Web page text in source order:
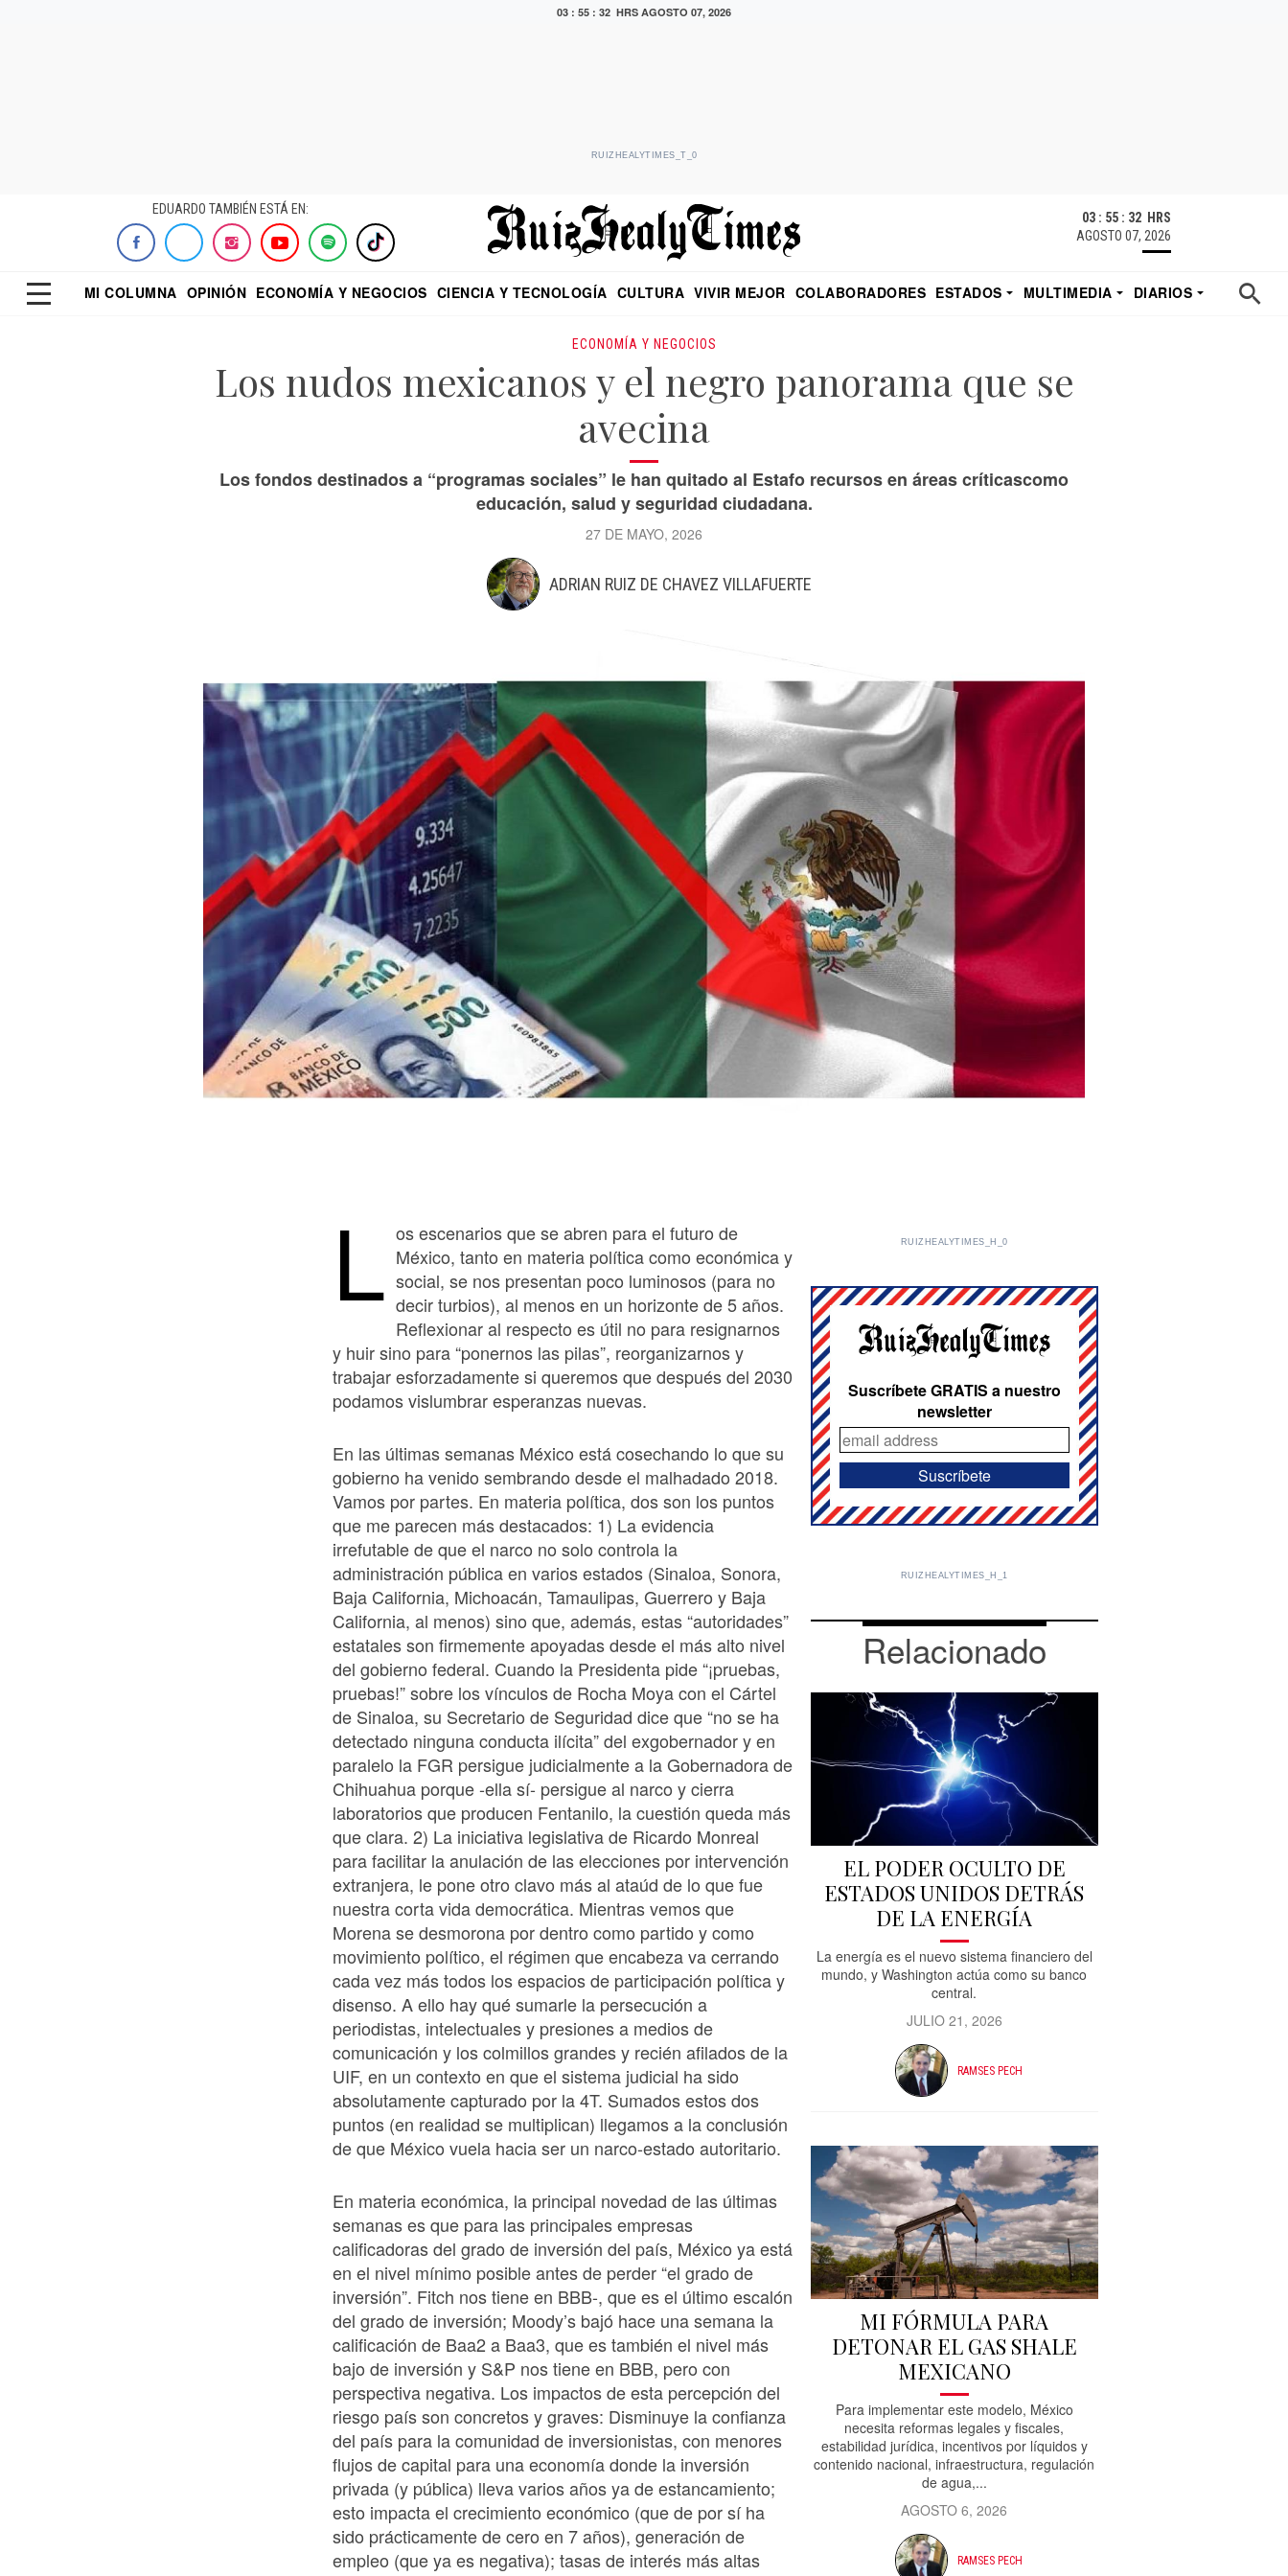
03 : 55 : 33 HRS AGOSTO 07, 2026
RUIZHEALYTIMES_T_0
EDUARDO TAMBIÉN ESTÁ EN:
03 : 55 : 33 HRS
AGOSTO 07, 2026
MI COLUMNA OPINIÓN ECONOMÍA Y NEGOCIOS CIENCIA Y TECNOLOGÍA CULTURA VIVIR MEJOR COLABORADORES ESTADOS MULTIMEDIA
DIARIOS
ECONOMÍA Y NEGOCIOS
Los nudos mexicanos y el negro panorama que se
avecina
Los fondos destinados a “programas sociales” le han quitado al Estafo recursos en áreas críticascomo
educación, salud y seguridad ciudadana.
27 DE MAYO, 2026
ADRIAN RUIZ DE CHAVEZ VILLAFUERTE
L os escenarios que se abren para el futuro de
México, tanto en materia política como económica y
social, se nos presentan poco luminosos (para no
decir turbios), al menos en un horizonte de 5 años.
Reflexionar al respecto es útil no para resignarnos
y huir sino para “ponernos las pilas”, reorganizarnos y
trabajar esforzadamente si queremos que después del 2030
podamos vislumbrar esperanzas nuevas.
En las últimas semanas México está cosechando lo que su
gobierno ha venido sembrando desde el malhadado 2018.
Vamos por partes. En materia política, dos son los puntos
que me parecen más destacados: 1) La evidencia
irrefutable de que el narco no solo controla la
administración pública en varios estados (Sinaloa, Sonora,
Baja California, Michoacán, Tamaulipas, Guerrero y Baja
California, al menos) sino que, además, estas “autoridades”
estatales son firmemente apoyadas desde el más alto nivel
del gobierno federal. Cuando la Presidenta pide “¡pruebas,
pruebas!” sobre los vínculos de Rocha Moya con el Cártel
de Sinaloa, su Secretario de Seguridad dice que “no se ha
detectado ninguna conducta ilícita” del exgobernador y en
paralelo la FGR persigue judicialmente a la Gobernadora de
Chihuahua porque -ella sí- persigue al narco y cierra
laboratorios que producen Fentanilo, la cuestión queda más
que clara. 2) La iniciativa legislativa de Ricardo Monreal
para facilitar la anulación de las elecciones por intervención
extranjera, le pone otro clavo más al ataúd de lo que fue
nuestra corta vida democrática. Mientras vemos que
Morena se desmorona por dentro como partido y como
movimiento político, el régimen que encabeza va cerrando
cada vez más todos los espacios de participación política y
disenso. A ello hay qué sumarle la persecución a
periodistas, intelectuales y presiones a medios de
comunicación y los colmillos grandes y recién afilados de la
UIF, en un contexto en que el sistema judicial ha sido
absolutamente capturado por la 4T. Sumados estos dos
puntos (en realidad se multiplican) llegamos a la conclusión
de que México vuela hacia ser un narco-estado autoritario.
En materia económica, la principal novedad de las últimas
semanas es que para las principales empresas
calificadoras del grado de inversión del país, México ya está
en el nivel mínimo posible antes de perder “el grado de
inversión”. Fitch nos tiene en BBB-, que es el último escalón
del grado de inversión; Moody’s bajó hace una semana la
calificación de Baa2 a Baa3, que es también el nivel más
bajo de inversión y S&P nos tiene en BBB, pero con
perspectiva negativa. Los impactos de esta percepción del
riesgo país son concretos y graves: Disminuye la confianza
del país para la comunidad de inversionistas, con menores
flujos de capital para una economía donde la inversión
privada (y pública) lleva varios años ya de estancamiento;
esto impacta el crecimiento económico (que de por sí ha
sido prácticamente de cero en 7 años), generación de
empleo (que ya es negativa); tasas de interés más altas
RUIZHEALYTIMES_H_0
Suscríbete GRATIS a nuestro
newsletter
RUIZHEALYTIMES_H_1
Relacionado
EL PODER OCULTO DE
ESTADOS UNIDOS DETRÁS
DE LA ENERGÍA
La energía es el nuevo sistema financiero del
mundo, y Washington actúa como su banco
central.
JULIO 21, 2026
RAMSES PECH
MI FÓRMULA PARA
DETONAR EL GAS SHALE
MEXICANO
Para implementar este modelo, México
necesita reformas legales y fiscales,
estabilidad jurídica, incentivos por líquidos y
contenido nacional, infraestructura, regulación
de agua,...
AGOSTO 6, 2026
RAMSES PECH